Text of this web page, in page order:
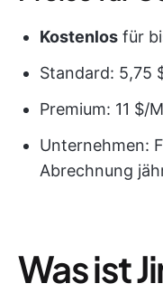
Kostenlos für
Standard: 5,75
Premium: 11 $/
Unternehmen:
Abrechnung
Was ist